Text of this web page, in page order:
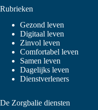
Rubrieken
Gezond leven
Digitaal leven
Zinvol leven
Comfortabel leven
Samen leven
Dagelijks leven
Dienstverleners
De Zorgbalie diensten